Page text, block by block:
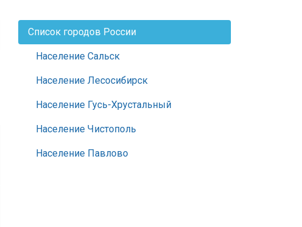
Список городов России
Население Сальск
Население Лесосибирск
Население Гусь-Хрустальный
Население Чистополь
Население Павлово